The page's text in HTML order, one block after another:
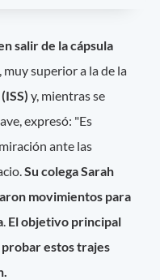
salir de la cápsula
, muy superior a la de la
y, mientras se
expresó: "Es
ante las
Su colega Sarah
movimientos para
. El objetivo principal
estos trajes